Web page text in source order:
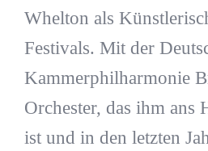
Whelton als
Festivals. Mit der
Kammerphilharmonie
Orchester, das ihm ans
ist und in den letzten